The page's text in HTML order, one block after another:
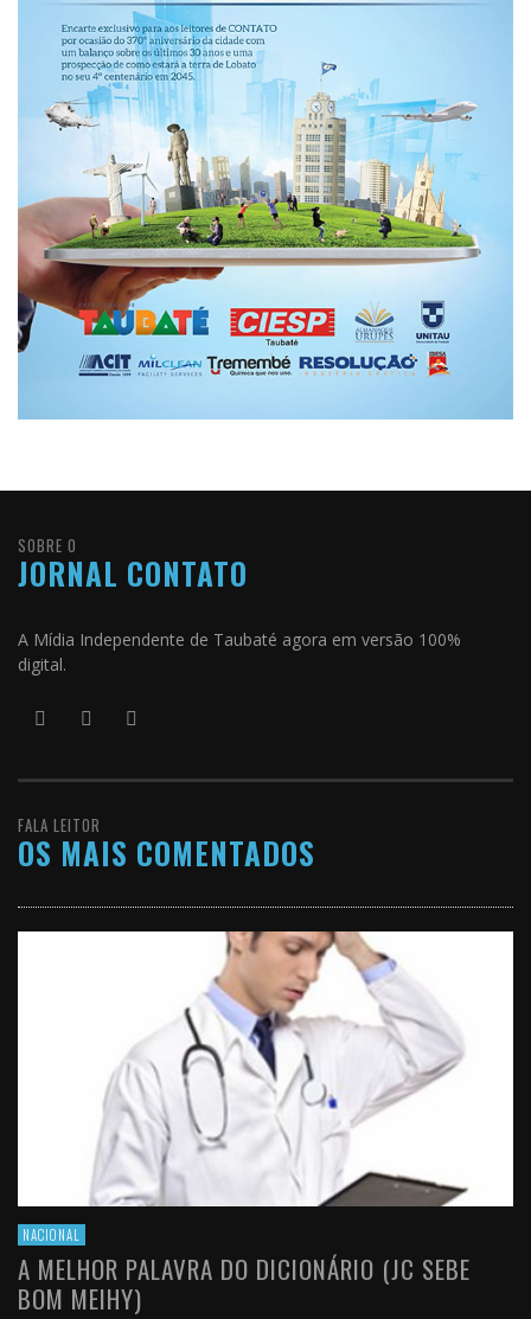
SOBRE O
JORNAL CONTATO
A Mídia Independente de Taubaté agora em versão 100%
digital.
FALA LEITOR
OS MAIS COMENTADOS
NACIONAL
A MELHOR PALAVRA DO DICIONÁRIO (JC SEBE
BOM MEIHY)